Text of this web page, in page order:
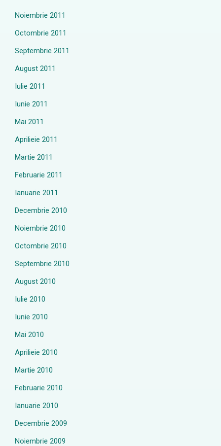
Noiembrie 2011
Octombrie 2011
Septembrie 2011
August 2011
Iulie 2011
Iunie 2011
Mai 2011
Aprilieie 2011
Martie 2011
Februarie 2011
Ianuarie 2011
Decembrie 2010
Noiembrie 2010
Octombrie 2010
Septembrie 2010
August 2010
Iulie 2010
Iunie 2010
Mai 2010
Aprilieie 2010
Martie 2010
Februarie 2010
Ianuarie 2010
Decembrie 2009
Noiembrie 2009